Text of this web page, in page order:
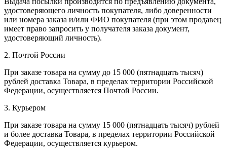
удостоверяющего личность покупателя, либо доверенности
или номера заказа и/или ФИО покупателя (при этом продавец
имеет право запросить у получателя заказа документ,
удостоверяющий личность).
2. Почтой России
При заказе товара на сумму до 15 000 (пятнадцать тысяч)
рублей доставка Товара, в пределах территории Российской
Федерации, осуществляется Почтой России.
3. Курьером
При заказе товара на сумму 15 000 (пятнадцать тысяч) рублей
и более доставка Товара, в пределах территории Российской
Федерации, осуществляется курьером.